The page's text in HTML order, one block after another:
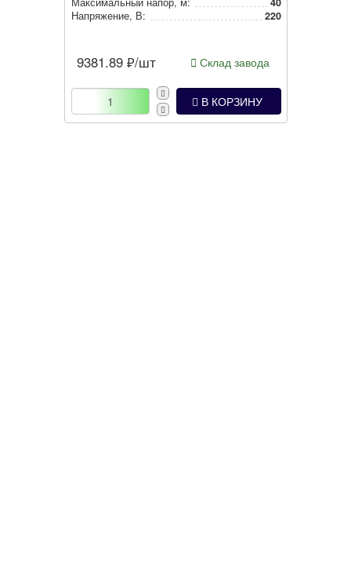
Нап­ря­же­ние, В:
220
9381.89 ₽/шт Склад завода
В КОРЗИНУ